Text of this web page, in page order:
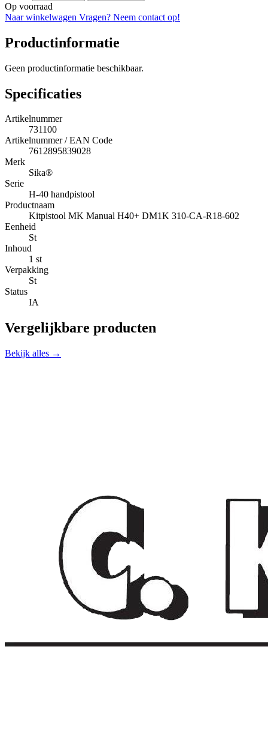
Op voorraad
Naar winkelwagen Vragen? Neem contact op!
Productinformatie
Geen productinformatie beschikbaar.
Specificaties
Artikelnummer
731100
Artikelnummer / EAN Code
7612895839028
Merk
Sika®
Serie
H-40 handpistool
Productnaam
Kitpistool MK Manual H40+ DM1K 310-CA-R18-602
Eenheid
St
Inhoud
1 st
Verpakking
St
Status
IA
Vergelijkbare producten
Bekijk alles →